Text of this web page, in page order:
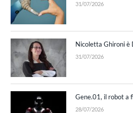
31/07/2026
Nicoletta Ghironi è
31/07/2026
Gene.01, il robot a
28/07/2026